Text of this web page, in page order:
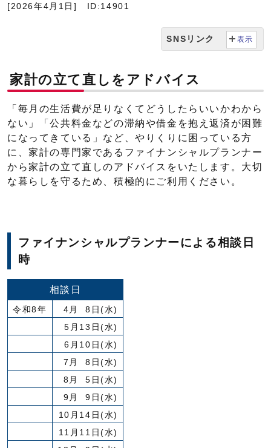
[2026年4月1日] ID:14901
SNSリンク 表示
家計の立て直しをアドバイス
「毎月の生活費が足りなくてどうしたらいいかわから
ない」「公共料金などの滞納や借金を抱え返済が困難
になってきている」など、やりくりに困っている方
に、家計の専門家であるファイナンシャルプランナー
から家計の立て直しのアドバイスをいたします。大切
な暮らしを守るため、積極的にご利用ください。
ファイナンシャルプランナーによる相談日
時
相談日
令和8年
4月 8日(水)
5月13日(水)
6月10日(水)
7月 8日(水)
8月 5日(水)
9月 9日(水)
10月14日(水)
11月11日(水)